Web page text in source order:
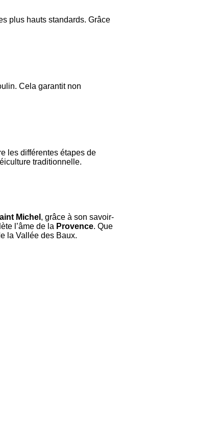
plus hauts standards. Grâce
Cela garantit non
les différentes étapes de
traditionnelle.
Michel , grâce à son savoir-
l’âme de la Provence. Que
la Vallée des Baux.